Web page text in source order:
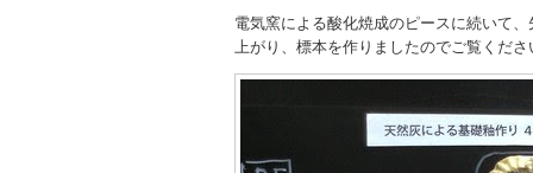
電気窯による酸化焼成のピースに続いて
上がり、標本を作りましたのでご覧くださ